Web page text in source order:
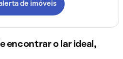
de imóveis
encontrar o lar ideal,